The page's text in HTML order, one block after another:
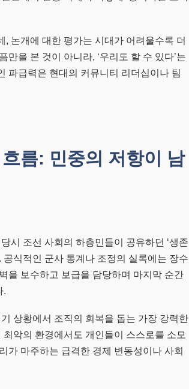
논개에 대한 평가는 시대가 어려울수록 더
을 본 것이 아니라, ‘우리도 할 수 있다’는
파급력은 현대의 커뮤니티 리더십이나 팀
름: 민중의 저항이 남
시 조선 사회의 하층민들이 공유하던 ‘생존
식적인 군사 통계나 조정의 실록에는 장수
을 보수하고 보급을 담당하며 마지막 순간
.
상황에서 조직의 회복을 돕는 가장 강력한
최악의 환경에서도 개인들이 스스로를 소모
가 마주하는 급격한 경제 변동성이나 사회